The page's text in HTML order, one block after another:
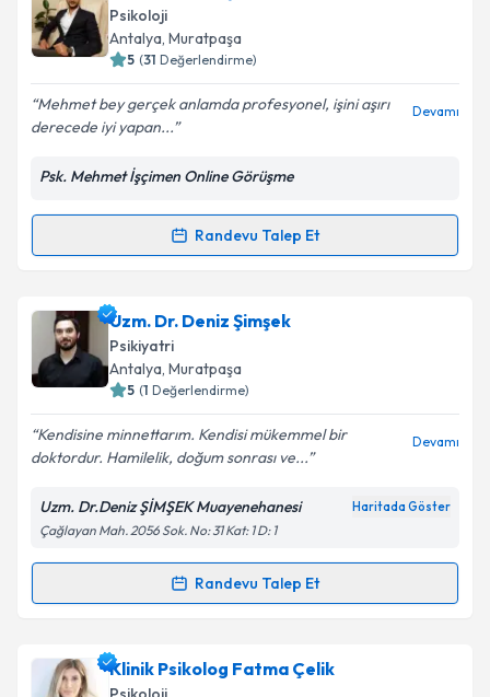
oluşturun. Size bu uzmandan randevu almanız için bir
takvim hazırlandığında e-posta ile bilgilendireceğiz.
Kişisel verilerimin işlenmesine ilişkin
kapsamda işlenmesini kabul ediyorum.
Psikoloji
Antalya, Muratpaşa
5 (31 Değerlendirme)
Mehmet bey gerçek anlamda profesyonel, işini aşırı
derecede iyi yapan...
Devamı
Psk. Mehmet İşçimen Online Görüşme
Randevu Talep Et
Randevu Takvimi Talebi
Psk. Mehmet İşçimen için randevu takvimi talebi
oluşturun. Size bu uzmandan randevu almanız için bir
takvim hazırlandığında e-posta ile bilgilendireceğiz.
Kişisel verilerimin işlenmesine ilişkin
Aydınlatma
Metni'ni okudum ve kişisel verilerimin belirtilen
kapsamda işlenmesini kabul ediyorum.
Uzm. Dr. Deniz Şimşek
Psikiyatri
Antalya, Muratpaşa
5 (1 Değerlendirme)
Kendisine minnettarım. Kendisi mükemmel bir
doktordur. Hamilelik, doğum sonrası ve...
Devamı
Uzm. Dr.Deniz ŞİMŞEK Muayenehanesi Haritada Göster
Çağlayan Mah. 2056 Sok. No: 31 Kat: 1 D: 1
Randevu Talep Et
Randevu Takvimi Talebi
Uzm. Dr. Deniz Şimşekiçin randevu takvimi talebi
oluşturun. Size bu uzmandan randevu almanız için bir
Klinik Psikolog Fatma Çelik